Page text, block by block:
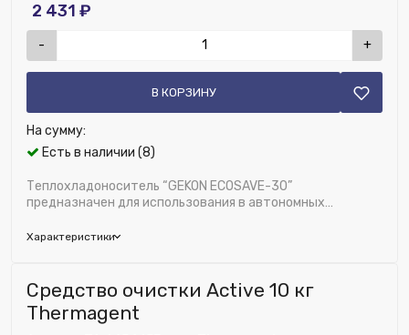
Есть в наличии (8)
Теплохладоноситель “GEKON ECOSAVE-30”
предназначен для использования в автономных
интерв...
Характеристики
2 431 ₽
- +
В КОРЗИНУ
На сумму:
Бренд:
Глубина (мм):
200
Исключить из публикации на веб-витрине mag1c:
Средство очистки Active 10 кг
Thermagent